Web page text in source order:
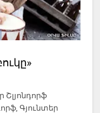
Շլյոնդորֆ
Գյունտեր